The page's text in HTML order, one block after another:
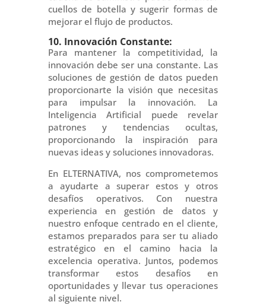
cuellos de botella y sugerir formas de
mejorar el flujo de productos.
10. Innovación Constante:
Para mantener la competitividad, la
innovación debe ser una constante. Las
soluciones de gestión de datos pueden
proporcionarte la visión que necesitas
para impulsar la innovación. La
Inteligencia Artificial puede revelar
patrones y tendencias ocultas,
proporcionando la inspiración para
nuevas ideas y soluciones innovadoras.
En ELTERNATIVA, nos comprometemos
a ayudarte a superar estos y otros
desafíos operativos. Con nuestra
experiencia en gestión de datos y
nuestro enfoque centrado en el cliente,
estamos preparados para ser tu aliado
estratégico en el camino hacia la
excelencia operativa. Juntos, podemos
transformar estos desafíos en
oportunidades y llevar tus operaciones
al siguiente nivel.